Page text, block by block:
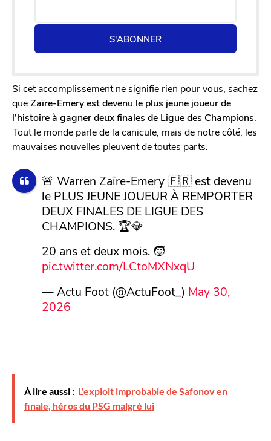
S'ABONNER
Si cet accomplissement ne signifie rien pour vous, sachez
queZaïre-Emery est devenu le plus jeune joueur de
l’histoire à gagner deux finales de Ligue des Champions
Tout le monde parle de la canicule, mais de notre côté, les
mauvaises nouvelles pleuvent de toutes parts.
🚨 Warren Zaïre-Emery 🇫🇷 est devenu
le PLUS JEUNE JOUEUR À REMPORTER
DEUX FINALES DE LIGUE DES
CHAMPIONS. 🏆💎
20 ans et deux mois. 🧒
pic.twitter.com/LCtoMXNxqU
— Actu Foot (@ActuFoot_) May 30,
2026
À lire aussi : L'exploit improbable de Safonov en
finale, héros du PSG malgré lui